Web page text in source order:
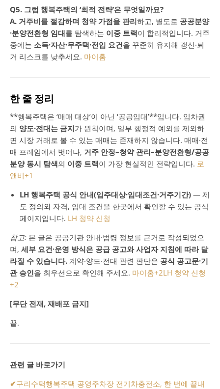
Q5. 그럼 행복주택의 ‘최적 전략’은 무엇일까요?
A. 거주비를 절감하며 청약 가점을 관리하고, 별도로 공공분양
·분양전환형 임대를 탐색하는 이중 트랙이 합리적입니다. 거주
중에는 소득·자산·무주택·전입 요건을 꾸준히 유지해 갱신·퇴
거 리스크를 낮추세요. 마이홈
한 줄 정리
**행복주택은 ‘매매 대상’이 아닌 ‘공공임대’**입니다. 임차권
의 양도·전대는 금지가 원칙이며, 일부 행정적 예외를 제외하
면 시장 거래로 볼 수 있는 매매는 존재하지 않습니다. 매매·전
매 프레임에서 벗어나, 거주 안정–청약 관리–분양전환형/공공
분양 동시 탐색의 이중 트랙이 가장 현실적인 전략입니다. 로
앤비+1
LH 행복주택 공식 안내(입주대상·임대조건·거주기간) — 제
도 정의와 자격, 임대 조건을 한곳에서 확인할 수 있는 공식
페이지입니다. LH 청약 신청
참고: 본 글은 공공기관 안내·법령 정보를 근거로 작성되었으
며, 세부 요건·운영 방식은 공급 공고와 사업자 지침에 따라 달
라질 수 있습니다. 계약·양도·전대 관련 판단은 공식 공고문·기
관 승인을 최우선으로 확인해 주세요. 마이홈+2LH 청약 신청
+2
[무단 전재, 재배포 금지]
끝.
관련 글 바로가기
✔구리수택행복주택 공영주차장 전기차충전소, 한 번에 끝내